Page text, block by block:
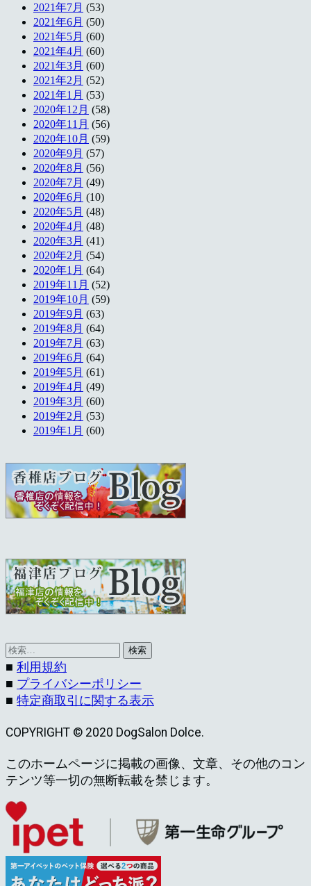
2021年7月 (53)
2021年6月 (50)
2021年5月 (60)
2021年4月 (60)
2021年3月 (60)
2021年2月 (52)
2021年1月 (53)
2020年12月 (58)
2020年11月 (56)
2020年10月 (59)
2020年9月 (57)
2020年8月 (56)
2020年7月 (49)
2020年6月 (10)
2020年5月 (48)
2020年4月 (48)
2020年3月 (41)
2020年2月 (54)
2020年1月 (64)
2019年11月 (52)
2019年10月 (59)
2019年9月 (63)
2019年8月 (64)
2019年7月 (63)
2019年6月 (64)
2019年5月 (61)
2019年4月 (49)
2019年3月 (60)
2019年2月 (53)
2019年1月 (60)
検
索:
■ 利用規約
■ プライバシーポリシー
■ 特定商取引に関する表示
COPYRIGHT © 2020 DogSalon Dolce.
このホームページに掲載の画像、文章、その他のコン
テンツ等一切の無断転載を禁じます。